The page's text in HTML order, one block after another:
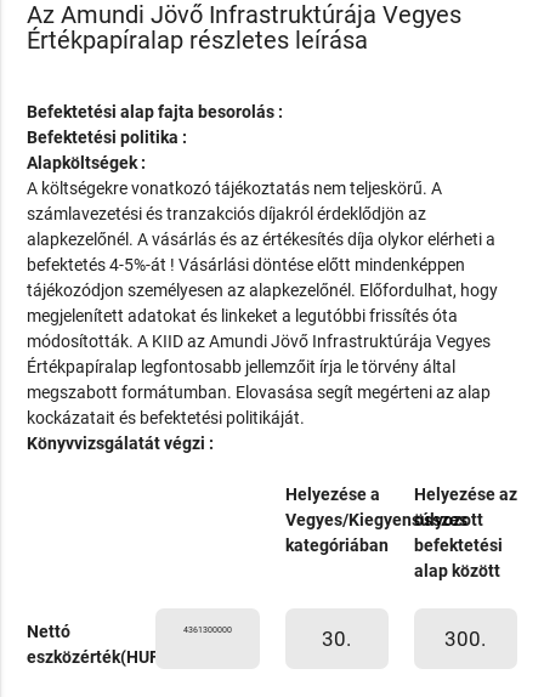
Az Amundi Jövő Infrastruktúrája Vegyes
Értékpapíralap részletes leírása
Befektetési alap fajta besorolás :
Befektetési politika :
Alapköltségek :
A költségekre vonatkozó tájékoztatás nem teljeskörű. A
számlavezetési és tranzakciós díjakról érdeklődjön az
alapkezelőnél. A vásárlás és az értékesítés díja olykor elérheti a
befektetés 4-5%-át ! Vásárlási döntése előtt mindenképpen
tájékozódjon személyesen az alapkezelőnél. Előfordulhat, hogy
megjelenített adatokat és linkeket a legutóbbi frissítés óta
módosították. A KIID az Amundi Jövő Infrastruktúrája Vegyes
Értékpapíralap legfontosabb jellemzőit írja le törvény által
megszabott formátumban. Elovasása segít megérteni az alap
kockázatait és befektetési politikáját.
Könyvvizsgálatát végzi :
Helyezése a
Vegyes/Kiegyensúlyozott
kategóriában
Helyezése az
összes
befektetési
alap között
Nettó
eszközérték(HUF)
4361300000 30. 300.